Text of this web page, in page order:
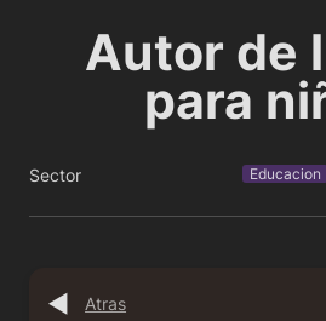
Autor de
para
Sector Educacion
◀️ Atras